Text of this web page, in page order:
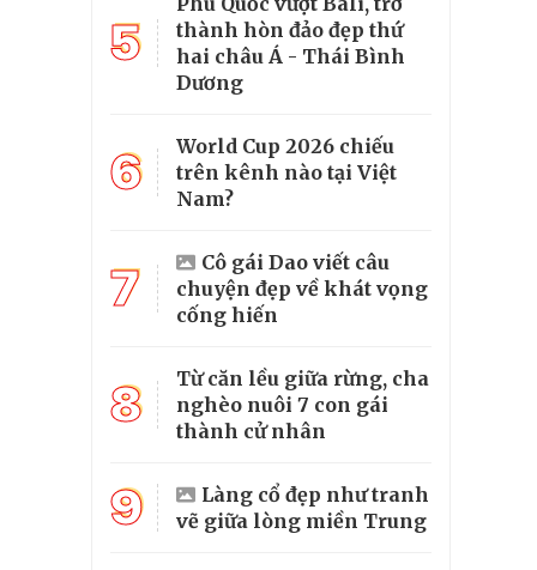
5
thành hòn đảo đẹp thứ
hai châu Á - Thái Bình
Dương
6
World Cup 2026 chiếu
trên kênh nào tại Việt
Nam?
7
Cô gái Dao viết câu
chuyện đẹp về khát vọng
cống hiến
8
Từ căn lều giữa rừng, cha
nghèo nuôi 7 con gái
thành cử nhân
9
Làng cổ đẹp như tranh
vẽ giữa lòng miền Trung